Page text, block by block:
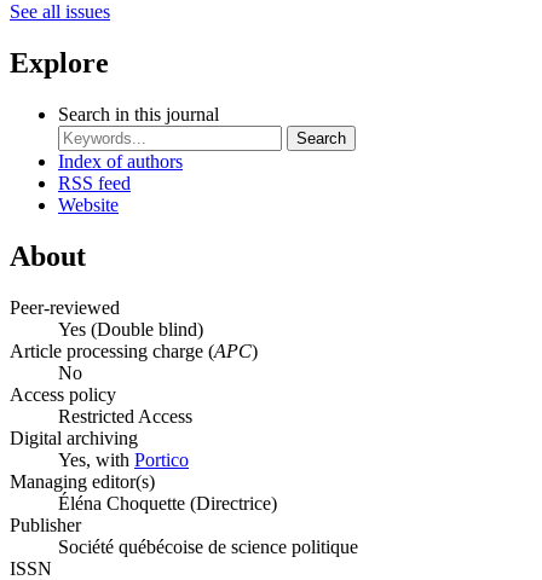
See all issues
Explore
Search in this journal
Search
Index of authors
RSS feed
Website
About
Peer-reviewed
Yes (Double blind)
Article processing charge (APC)
No
Access policy
Restricted Access
Digital archiving
Yes, with Portico
Managing editor(s)
Éléna Choquette (Directrice)
Publisher
Société québécoise de science politique
ISSN